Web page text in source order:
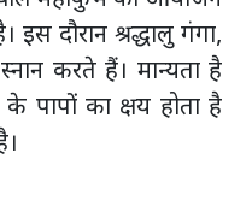
इस दौरान श्रद्धालु गंगा,
करते हैं। मान्यता है
पापों का क्षय होता है